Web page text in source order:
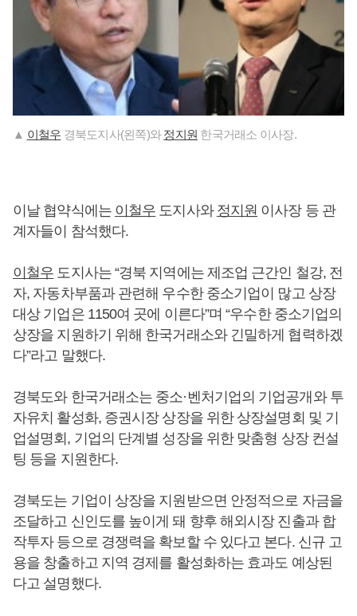
▲ 이철우 경북도지사(왼쪽)와정지원 한국거래소 이사장.
이날 협약식에는 이철우 도지사와 정지원 이사장 등 관
계자들이 참석했다.
이철우 도지사는 “경북 지역에는 제조업 근간인 철강, 전
자, 자동차부품과 관련해 우수한 중소기업이 많고 상장
대상 기업은 1150여 곳에 이른다”며 “우수한 중소기업의
상장을 지원하기 위해 한국거래소와 긴밀하게 협력하겠
다”라고 말했다.
경북도와 한국거래소는 중소·벤처기업의 기업공개와 투
자유치 활성화, 증권시장 상장을 위한 상장설명회 및 기
업설명회, 기업의 단계별 성장을 위한 맞춤형 상장 컨설
팅 등을 지원한다.
경북도는 기업이 상장을 지원받으면 안정적으로 자금을
조달하고 신인도를 높이게 돼 향후 해외시장 진출과 합
작투자 등으로 경쟁력을 확보할 수 있다고 본다. 신규 고
용을 창출하고 지역 경제를 활성화하는 효과도 예상된
다고 설명했다.